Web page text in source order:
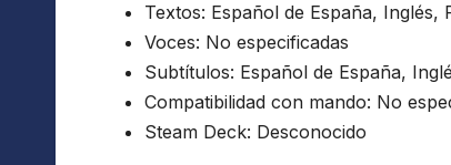
Textos: Español de España, Inglés,
Voces: No especificadas
Subtítulos: Español de España,
Compatibilidad con mando: No
Steam Deck: Desconocido